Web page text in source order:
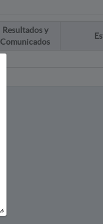
Resultados y
Comunicados